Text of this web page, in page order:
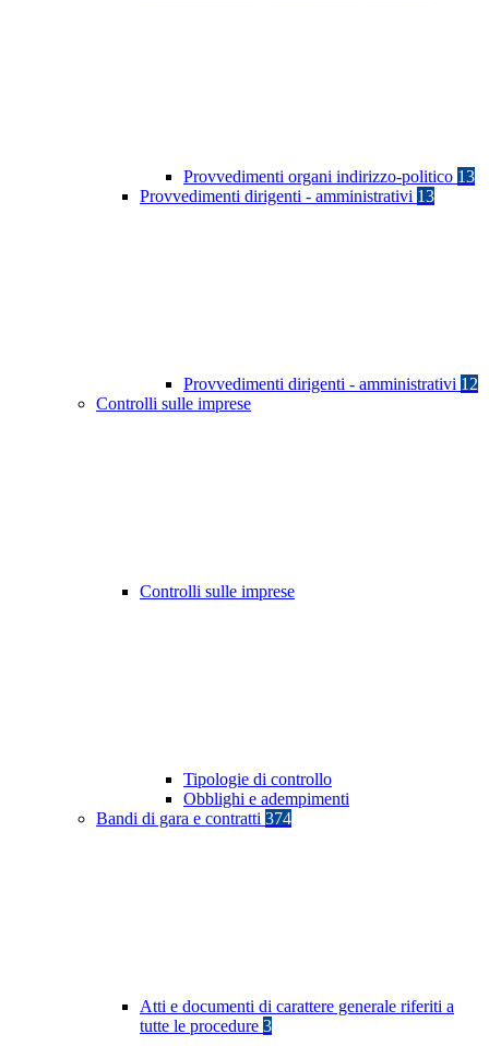
Provvedimenti organi indirizzo-politico 13
Provvedimenti dirigenti - amministrativi 13
Provvedimenti dirigenti - amministrativi 12
Controlli sulle imprese
Controlli sulle imprese
Tipologie di controllo
Obblighi e adempimenti
Bandi di gara e contratti 374
Atti e documenti di carattere generale riferiti a
tutte le procedure 3